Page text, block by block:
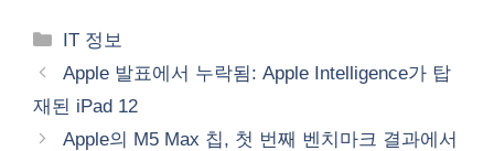
카
테
리
IT 정보
Apple 발표에서 누락됨: Apple Intelligence가 탑
재된 iPad 12
Apple의 M5 Max 칩, 첫 번째 벤치마크 결과에서